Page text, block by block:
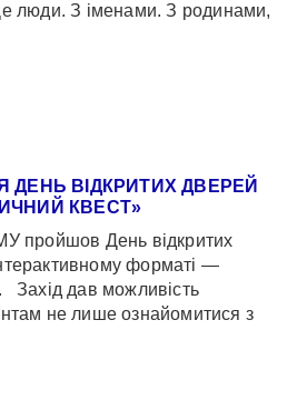
люди. З іменами. З родинами,
ДЕНЬ ВІДКРИТИХ ДВЕРЕЙ
КВЕСТ»
пройшов День відкритих
форматі —
Захід дав можливість
не лише ознайомитися з